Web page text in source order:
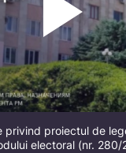
privind proiectul de
electoral (nr. 280/